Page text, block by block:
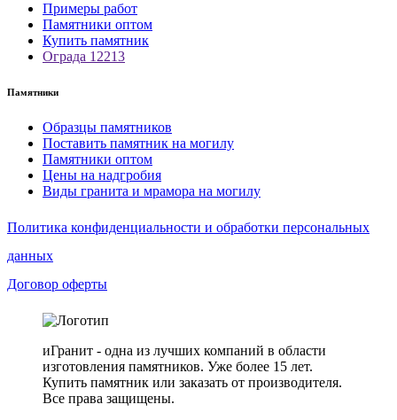
Примеры работ
Памятники оптом
Купить памятник
Ограда 12213
Памятники
Образцы памятников
Поставить памятник на могилу
Памятники оптом
Цены на надгробия
Виды гранита и мрамора на могилу
Политика конфиденциальности и обработки персональных
данных
Договор оферты
иГранит - одна из лучших компаний в области
изготовления памятников. Уже более 15 лет.
Купить памятник или заказать от производителя.
Все права защищены.